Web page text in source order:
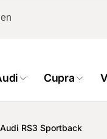
Cupra
RS3 Sportback
tagen